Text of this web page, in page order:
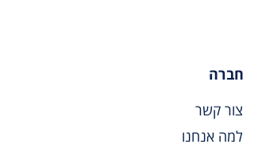
חברה
צור קשר
למה אנחנו